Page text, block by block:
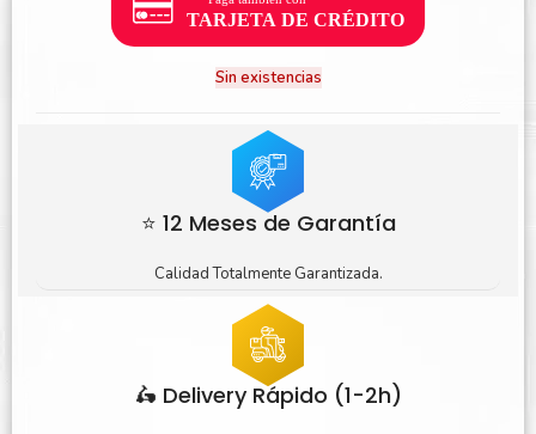
Sin existencias
⭐ 12 Meses de Garantía
Calidad Totalmente Garantizada.
🛵 Delivery Rápido (1-2h)